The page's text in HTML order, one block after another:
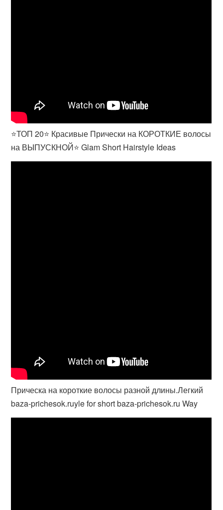
⭐ТОП 20⭐ Красивые Прически на КОРОТКИЕ волосы
на ВЫПУСКНОЙ⭐ Glam Short Hairstyle Ideas
Прическа на короткие волосы разной длины.Легкий
baza-prichesok.ruyle for short baza-prichesok.ru Way